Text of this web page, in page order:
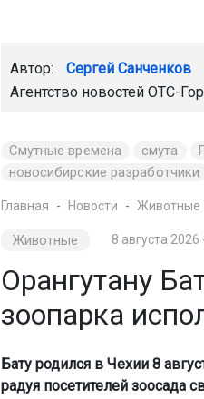
Автор: Сергей Санченков
Агентство новостей ОТС-
Смутные времена смута
новосибирские разработчики
Главная Новости Животные
Животные 8 августа 2026
Орангутану
зоопарка
Бату родился в Чехии 8
радуя посетителей зоосада